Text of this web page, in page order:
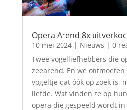
Opera Arend 8x
10 mei 2024| Nieuws | 0
Twee vogelliefhebbers die
zeearend. En we ontmoeten
vogeltje dat óók op zoek is,
liefde. Wat vinden ze op
opera die gespeeld wordt